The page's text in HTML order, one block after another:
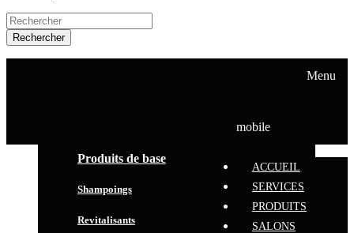
Rechercher
Produits de base
Shampoings
Revitalisants
Menu
mobile
ACCUEIL
SERVICES
PRODUITS
SALONS